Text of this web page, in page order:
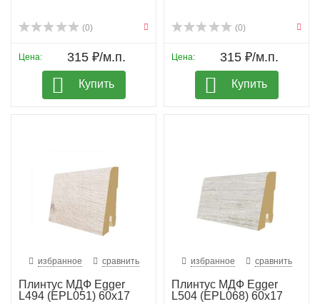
(0)
Цена: 315 ₽/м.п.
Купить
(0)
Цена: 315 ₽/м.п.
Купить
избранное сравнить
Плинтус МДФ Egger
L494 (EPL051) 60х17
избранное сравнить
Плинтус МДФ Egger
L504 (EPL068) 60х17